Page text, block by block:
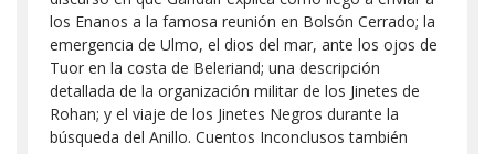
los Enanos a la famosa reunión en Bolsón Cerrado; la
emergencia de Ulmo, el dios del mar, ante los ojos de
Tuor en la costa de Beleriand; una descripción
detallada de la organización militar de los Jinetes de
Rohan; y el viaje de los Jinetes Negros durante la
búsqueda del Anillo. Cuentos Inconclusos también